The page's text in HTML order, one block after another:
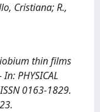
Cristiana; R.,
thin films
In: PHYSICAL
ISSN 0163-1829.